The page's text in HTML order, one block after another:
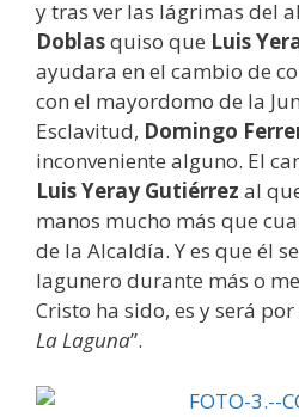
y tras ver las lágrimas del
Doblasquiso que Luis
ayudara en el cambio de
con el mayordomo de la
Esclavitud, Domingo
inconveniente alguno. El
Luis Yeray Gutiérrez al
manos mucho más que
de la Alcaldía. Y es que él
lagunero durante más o
Cristo ha sido, es y será
La Laguna”.